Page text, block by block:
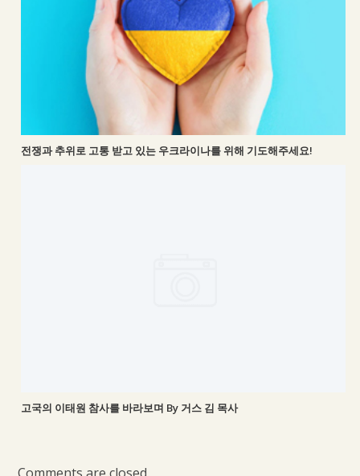
전쟁과 추위로 고통 받고 있는 우크라이나를 위해 기도해주세요!
고국의 이태원 참사를 바라보며 By 거스 김 목사